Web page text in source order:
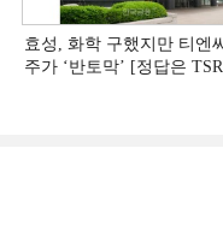
효성, 화학 구했지만 티엔씨
주가 ‘반토막’ [정답은